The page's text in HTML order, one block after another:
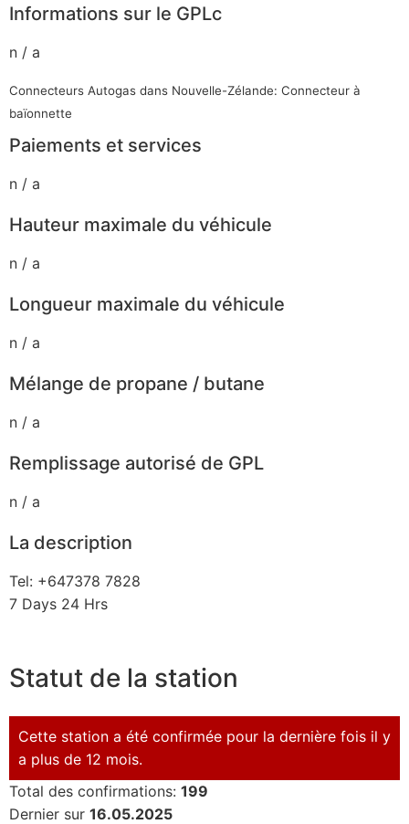
Informations sur le GPLc
n / a
Connecteurs Autogas dans Nouvelle-Zélande: Connecteur à
baïonnette
Paiements et services
n / a
Hauteur maximale du véhicule
n / a
Longueur maximale du véhicule
n / a
Mélange de propane / butane
n / a
Remplissage autorisé de GPL
n / a
La description
Tel: +647378 7828
7 Days 24 Hrs
Statut de la station
Cette station a été confirmée pour la dernière fois il y
a plus de 12 mois.
Total des confirmations: 199
Dernier sur 16.05.2025